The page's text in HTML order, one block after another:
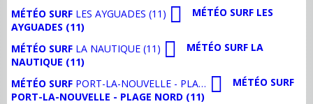
MÉTÉO SURF LES AYGUADES (11)
MÉTÉO SURF LES
AYGUADES (11)
MÉTÉO SURF LA NAUTIQUE (11)
MÉTÉO SURF LA
NAUTIQUE (11)
MÉTÉO SURF PORT-LA-NOUVELLE - PLAGE NORD (11)
MÉTÉO SURF
PORT-LA-NOUVELLE - PLAGE NORD (11)